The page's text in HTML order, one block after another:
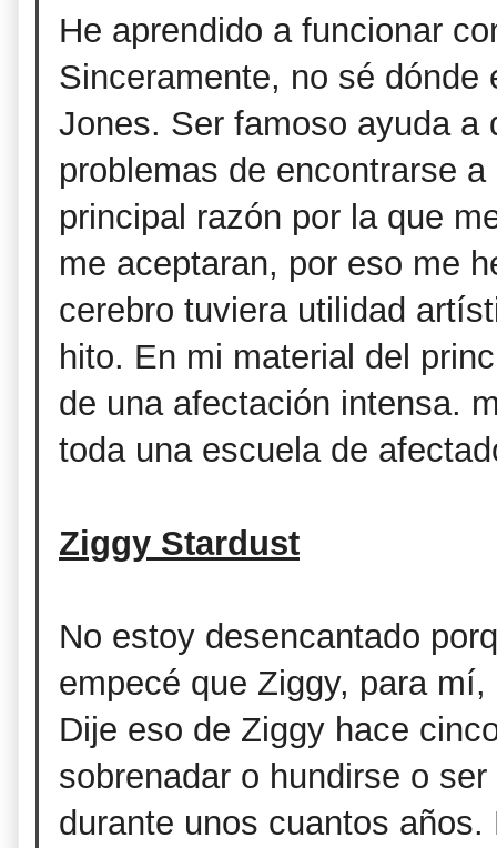
He aprendido a funcionar
Sinceramente, no sé dónde
Jones. Ser famoso ayuda a
problemas de encontrarse
principal razón por la que
me aceptaran, por eso me
cerebro tuviera utilidad
hito. En mi material del
de una afectación intensa.
toda una escuela de
Ziggy Stardust
No estoy desencantado
empecé que Ziggy, para
Dije eso de Ziggy hace
sobrenadar o hundirse o
durante unos cuantos